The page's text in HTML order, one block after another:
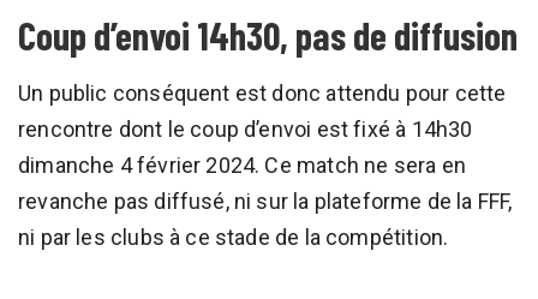
Coup d’envoi 14h30, pas de diffusion
Un public conséquent est donc attendu pour cette
rencontre dont le coup d’envoi est fixé à 14h30
dimanche 4 février 2024. Ce match ne sera en
revanche pas diffusé, ni sur la plateforme de la FFF,
ni par les clubs à ce stade de la compétition.